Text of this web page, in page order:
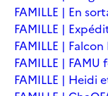
FAMILLE | En
FAMILLE |
FAMILLE |
FAMILLE | FAMU
FAMILLE | Heidi